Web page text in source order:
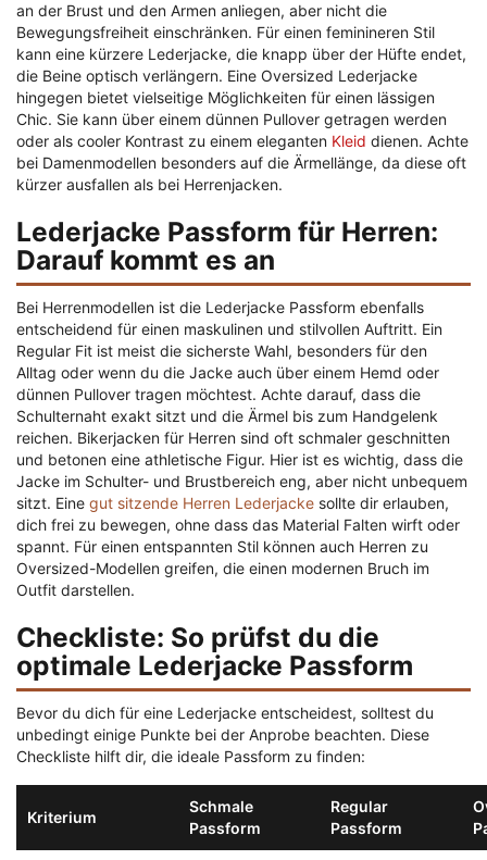
an der Brust und den Armen anliegen, aber nicht die
Bewegungsfreiheit einschränken. Für einen feminineren Stil
kann eine kürzere Lederjacke, die knapp über der Hüfte endet,
die Beine optisch verlängern. Eine Oversized Lederjacke
hingegen bietet vielseitige Möglichkeiten für einen lässigen
Chic. Sie kann über einem dünnen Pullover getragen werden
oder als cooler Kontrast zu einem eleganten Kleid dienen. Achte
bei Damenmodellen besonders auf die Ärmellänge, da diese oft
kürzer ausfallen als bei Herrenjacken.
Lederjacke Passform für Herren:
Darauf kommt es an
Bei Herrenmodellen ist die Lederjacke Passform ebenfalls
entscheidend für einen maskulinen und stilvollen Auftritt. Ein
Regular Fit ist meist die sicherste Wahl, besonders für den
Alltag oder wenn du die Jacke auch über einem Hemd oder
dünnen Pullover tragen möchtest. Achte darauf, dass die
Schulternaht exakt sitzt und die Ärmel bis zum Handgelenk
reichen. Bikerjacken für Herren sind oft schmaler geschnitten
und betonen eine athletische Figur. Hier ist es wichtig, dass die
Jacke im Schulter- und Brustbereich eng, aber nicht unbequem
sitzt. Eine gut sitzende Herren Lederjacke sollte dir erlauben,
dich frei zu bewegen, ohne dass das Material Falten wirft oder
spannt. Für einen entspannten Stil können auch Herren zu
Oversized-Modellen greifen, die einen modernen Bruch im
Outfit darstellen.
Checkliste: So prüfst du die
optimale Lederjacke Passform
Bevor du dich für eine Lederjacke entscheidest, solltest du
unbedingt einige Punkte bei der Anprobe beachten. Diese
Checkliste hilft dir, die ideale Passform zu finden:
Kriterium
Schmale
Passform
Regular
Passform